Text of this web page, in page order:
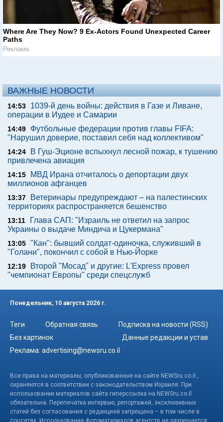
Where Are They Now? 9 Ex-Actors Found Unexpected Career
Paths
Реклама
ВАЖНЫЕ НОВОСТИ
14:53
1039-й день войны: действия в Газе и Ливане,
операции в Иудее и Самарии
14:49
Футбольные федерации против главы FIFA:
"Нарушил доверие, поставил себя над коллективом"
14:24
В Гуш-Эционе вспыхнул лесной пожар, к тушению
привлечена авиация
14:15
МВД Ирана отчиталось о депортации двух
миллионов афганцев
13:37
Ветеринары предупреждают – на палестинских
территориях распространяется бешенство
13:11
Глава САП: "Израиль не ответил на запрос
Украины о выдаче Миндича и Цукермана"
13:05 "Кан": бывший солдат-одиночка, служивший в
"Голани", покончил с собой в Нью-Йорке
12:19
Второй "Мосад" и другие: L'Express провел
"чемпионат Европы" среди спецслужб
Понедельник, 10 августа 2026 г.
Теги Обратная связь
Подписка на новости (RSS)
Без картинок
Данные редакции и устав
Реклама: advertising@newsru.co.il
Все права на материалы, опубликованные на сайте NEWSru.co.il ,
охраняются в соответствии с законодательством Израиля. При
использовании материалов сайта гиперссылка на NEWSru.co.il
обязательна. Перепечатка интервью, репортажей, эксклюзивных
статей без согласования с редакцией запрещена – в том числе в
соцсетях. Использование фотоматериалов агентств не разрешается.